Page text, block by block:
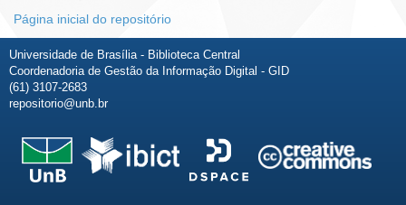
Página inicial do repositório
Universidade de Brasília - Biblioteca Central
Coordenadoria de Gestão da Informação Digital - GID
(61) 3107-2683
repositorio@unb.br